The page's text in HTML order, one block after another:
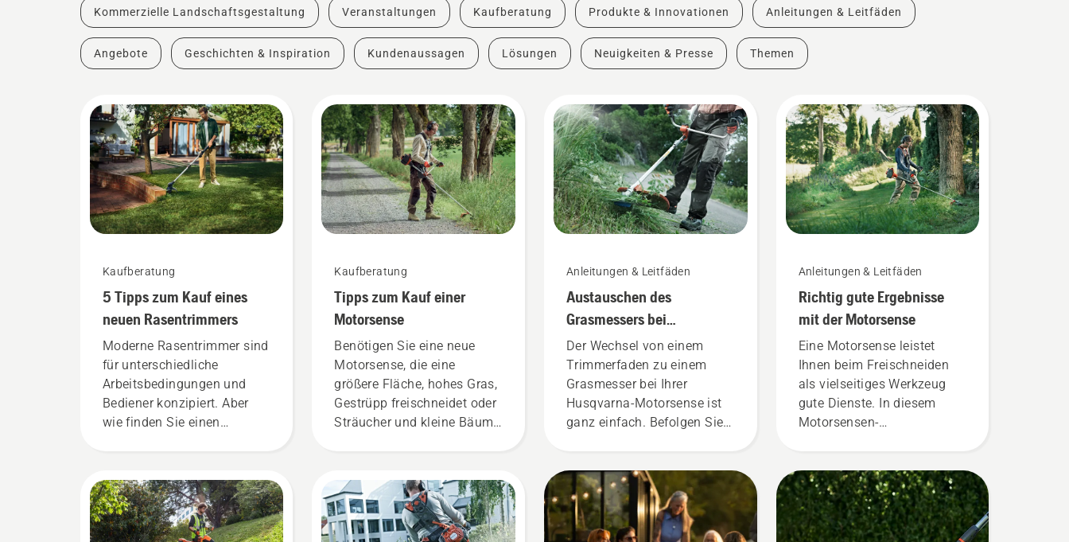
Kommerzielle Landschaftsgestaltung Veranstaltungen Kaufberatung Produkte & Innovationen Anleitungen & Leitfäden
Angebote Geschichten & Inspiration Kundenaussagen Lösungen Neuigkeiten & Presse Themen
Kaufberatung
5 Tipps zum Kauf eines
neuen Rasentrimmers
Moderne Rasentrimmer sind
für unterschiedliche
Arbeitsbedingungen und
Bediener konzipiert. Aber
wie finden Sie einen
einige wichtige Fragen,
deren Antworten Sie zur
richtigen Entscheidung
führen.
Kaufberatung
Tipps zum Kauf einer
Motorsense
Benötigen Sie eine neue
Motorsense, die eine
größere Fläche, hohes Gras,
Gestrüpp freischneidet oder
Sträucher und kleine Bäume
Motorsense beachtet
werden sollten.
Anleitungen & Leitfäden
Austauschen des
Grasmessers bei
Motorsensen
Der Wechsel von einem
Trimmerfaden zu einem
Grasmesser bei Ihrer
Husqvarna-Motorsense ist
ganz einfach. Befolgen Sie
Trimmerkopf im Freien
wechseln, machen Sie das
an einem Ort, an dem Sie
kleine Werkzeuge oder
Anleitungen & Leitfäden
Richtig gute Ergebnisse
mit der Motorsense
Eine Motorsense leistet
Ihnen beim Freischneiden
als vielseitiges Werkzeug
gute Dienste. In diesem
Motorsensen-
sicheren und effektiven
Arbeiten mit der Husqvarna
Motorsense
zusammengestellt.